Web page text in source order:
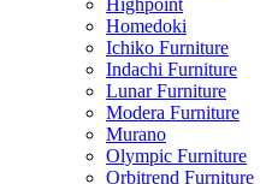
Highpoint
Homedoki
Ichiko Furniture
Indachi Furniture
Lunar Furniture
Modera Furniture
Murano
Olympic Furniture
Orbitrend Furniture